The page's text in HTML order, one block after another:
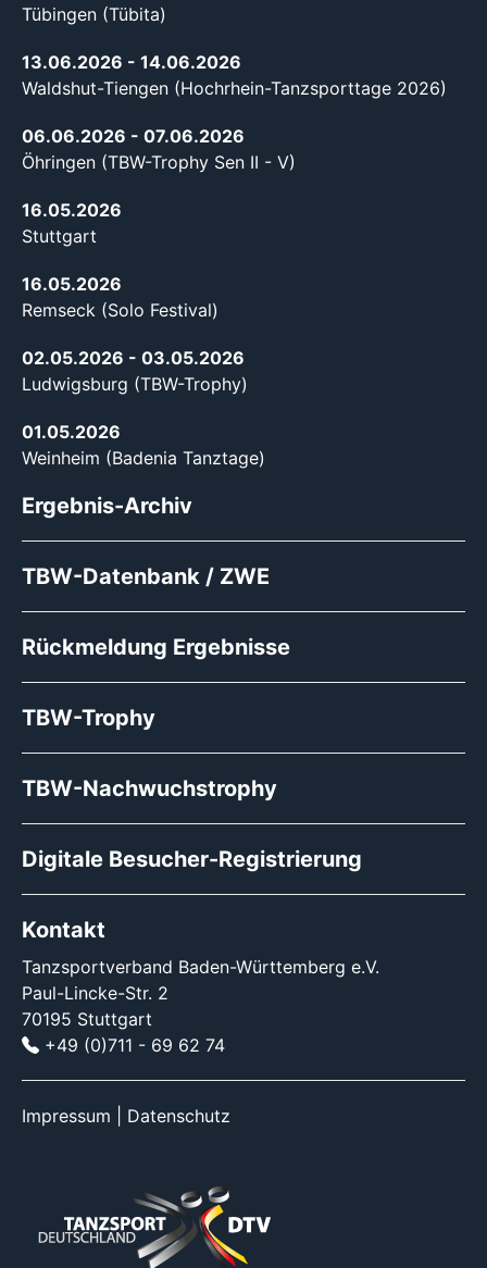
Tübingen (Tübita)
13.06.2026 - 14.06.2026
Waldshut-Tiengen (Hochrhein-Tanzsporttage 2026)
06.06.2026 - 07.06.2026
Öhringen (TBW-Trophy Sen II - V)
16.05.2026
Stuttgart
16.05.2026
Remseck (Solo Festival)
02.05.2026 - 03.05.2026
Ludwigsburg (TBW-Trophy)
01.05.2026
Weinheim (Badenia Tanztage)
Ergebnis-Archiv
TBW-Datenbank / ZWE
Rückmeldung Ergebnisse
TBW-Trophy
TBW-Nachwuchstrophy
Digitale Besucher-Registrierung
Kontakt
Tanzsportverband Baden-Württemberg e.V.
Paul-Lincke-Str. 2
70195 Stuttgart
+49 (0)711 - 69 62 74
Impressum Datenschutz